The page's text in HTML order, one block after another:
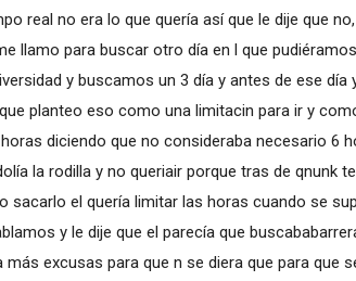
real no era lo que quería así que le dije que
llamo para buscar otro día en l que
y buscamos un 3 día y antes de ese día
planteo eso como una limitacin para ir y
diciendo que no consideraba necesario 6
la rodilla y no queriair porque tras de qnunk
sacarlo el quería limitar las horas cuando se
y le dije que el parecía que
excusas para que n se diera que para que